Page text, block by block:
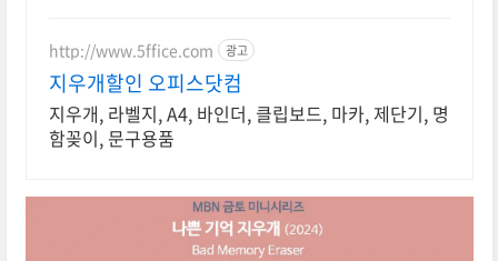
http://www.5ffice.com 광고
지우개할인 오피스닷컴
지우개, 라벨지, A4, 바인더, 클립보드, 마카, 제단기, 명
함꽂이, 문구용품